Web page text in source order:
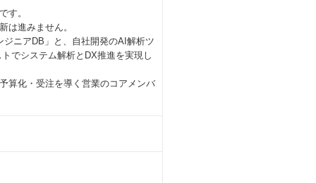
す。
は進みません。
ニアDB」と、自社開発のAI解析ツ
でシステム解析とDX推進を実現し
算化・受注を導く営業のコアメンバ